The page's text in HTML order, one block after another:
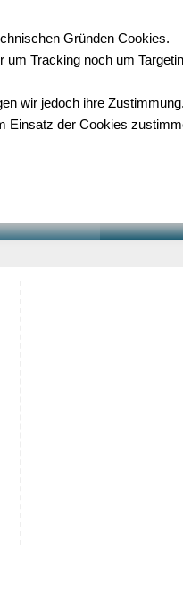
Gründen Cookies.
um Tracking noch um
wir jedoch ihre
Einsatz der Cookies